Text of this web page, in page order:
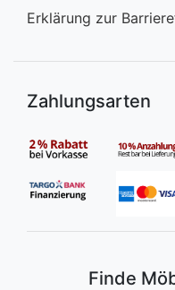
Erklärung zur
Zahlungsarten
Finde